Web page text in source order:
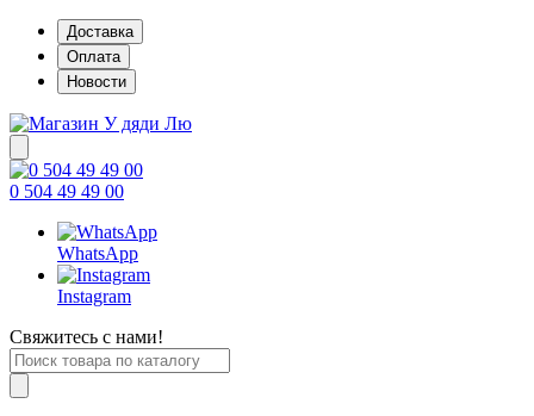
Доставка
Оплата
Новости
0 504 49 49 00
WhatsApp
Instagram
Свяжитесь с нами!